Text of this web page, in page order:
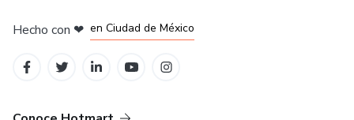
Hecho con ❤ en Ciudad de México